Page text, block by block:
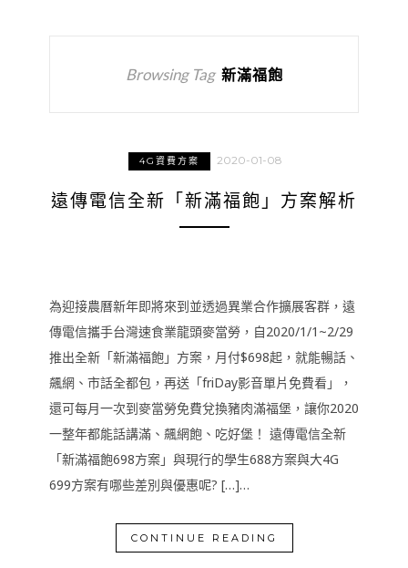
Browsing Tag 新滿福飽
4G資費方案 2020-01-08
遠傳電信全新「新滿福飽」方案解析
為迎接農曆新年即將來到並透過異業合作擴展客群，遠
傳電信攜手台灣速食業龍頭麥當勞，自2020/1/1~2/29
推出全新「新滿福飽」方案，月付$698起，就能暢話、
飆網、市話全都包，再送「friDay影音單片免費看」，
還可每月一次到麥當勞免費兌換豬肉滿福堡，讓你2020
一整年都能話講滿、飆網飽、吃好堡！ 遠傳電信全新
「新滿福飽698方案」與現行的學生688方案與大4G
699方案有哪些差別與優惠呢? […]…
CONTINUE READING